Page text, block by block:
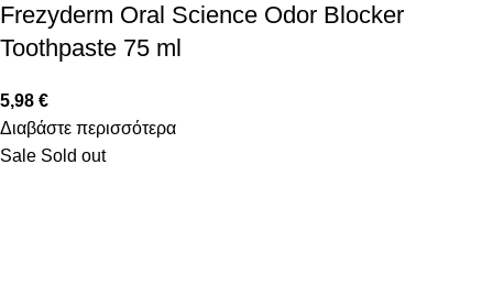
Frezyderm Oral Science Odor Blocker
Toothpaste 75 ml
5,98 €
Διαβάστε περισσότερα
Sale Sold out